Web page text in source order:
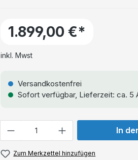
1.899,00 €*
inkl. Mwst
Versandkostenfrei
Sofort verfügbar, Lieferzeit: ca. 5
In
Zum Merkzettel hinzufügen